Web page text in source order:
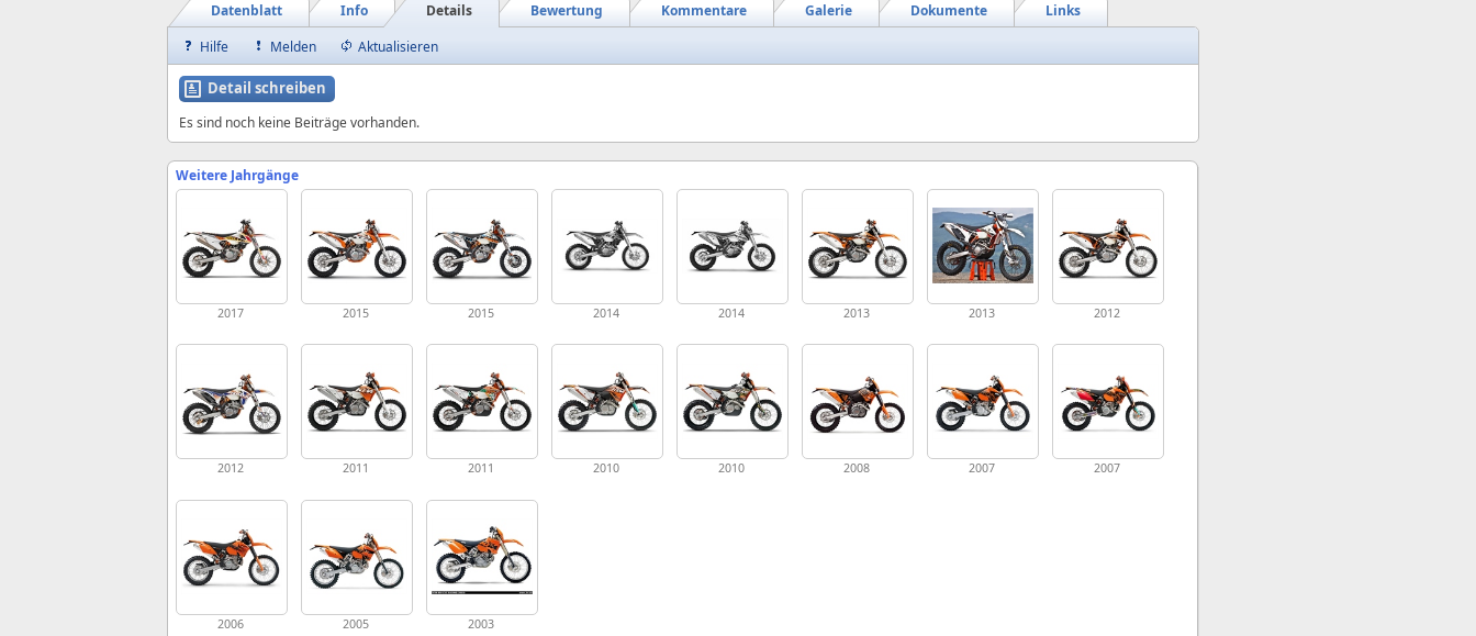
Links
Dokumente
Galerie
Kommentare
Bewertung
Details
Info
Datenblatt
Hilfe
Melden Aktualisieren
Detail schreiben
Es sind noch keine Beiträge vorhanden.
Weitere Jahrgänge
2017 2015 2015 2014 2014 2013 2013 2012
2012 2011 2011 2010 2010 2008 2007 2007
2006 2005 2003